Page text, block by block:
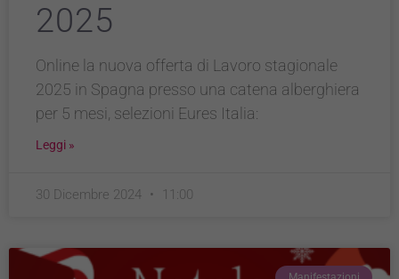
2025
Online la nuova offerta di Lavoro stagionale
2025 in Spagna presso una catena alberghiera
per 5 mesi, selezioni Eures Italia:
Leggi »
30 Dicembre 2024 11:00